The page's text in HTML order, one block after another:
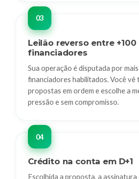
Leilão reverso entre +100
financiadores
Sua operação é disputada por
financiadores habilitados. Você vê
propostas em ordem e escolhe a
pressão e sem compromisso.
Crédito na conta em D+1
Escolhida a proposta, a assinatura